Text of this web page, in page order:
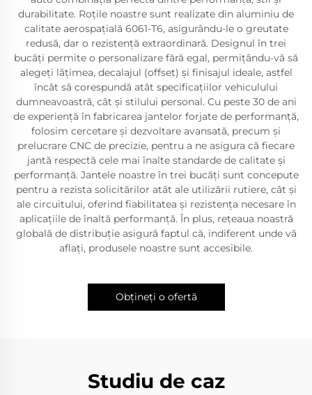
durabilitate. Roțile noastre sunt realizate din aluminiu de
calitate aerospațială 6061-T6, asigurându-le o greutate
redusă, dar o rezistență extraordinară. Designul în trei
bucăți permite o personalizare fără egal, permițându-vă să
alegeți lățimea, decalajul (offset) și finisajul ideale, astfel
încât să corespundă atât specificațiilor vehiculului
dumneavoastră, cât și stilului personal. Cu peste 30 de ani
de experiență în fabricarea jantelor forjate de performanță,
folosim cercetare și dezvoltare avansată, precum și
prelucrare CNC de precizie, pentru a ne asigura că fiecare
jantă respectă cele mai înalte standarde de calitate și
performanță. Jantele noastre în trei bucăți sunt concepute
pentru a rezista solicitărilor atât ale utilizării rutiere, cât și
ale circuitului, oferind fiabilitatea și rezistența necesare în
aplicațiile de înaltă performanță. În plus, rețeaua noastră
globală de distribuție asigură faptul că, indiferent unde vă
aflați, produsele noastre sunt accesibile.
Obțineți o ofertă
Studiu de caz